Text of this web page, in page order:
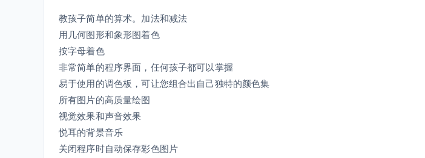
教孩子简单的算术。加法和减法
用几何图形和象形图着色
按字母着色
非常简单的程序界面，任何孩子都可以掌握
易于使用的调色板，可让您组合出自己独特的颜色集
所有图片的高质量绘图
视觉效果和声音效果
悦耳的背景音乐
关闭程序时自动保存彩色图片